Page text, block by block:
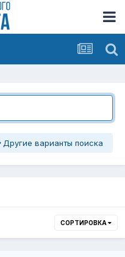
Другие варианты поиска
СОРТИРОВКА